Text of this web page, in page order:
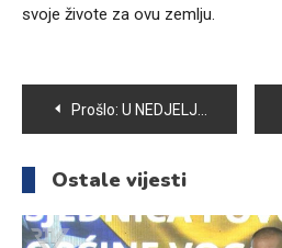
svoje živote za ovu zemlju.
Navigacija
članaka
Prošlo: U NEDJELJU PRAVOSLAVCI OBILJEŽAVAJU VASKRS
Ostale vijesti